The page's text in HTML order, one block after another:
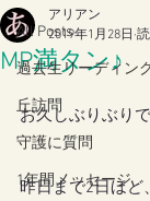
All Posts
過去生リーディン
丘訪問
守護に質問
1年間メッセージ
MP満タン♪
アリアン
2019年1月28日
お久しぶりぶり
昨日まで2日ほど